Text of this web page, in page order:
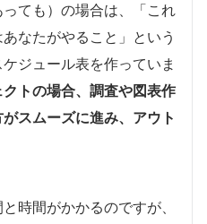
っても）の場合は、「これ
なたがやること」という
ジュール表を作っていま
トの場合、調査や図表作
スムーズに進み、アウト
時間がかかるのですが、